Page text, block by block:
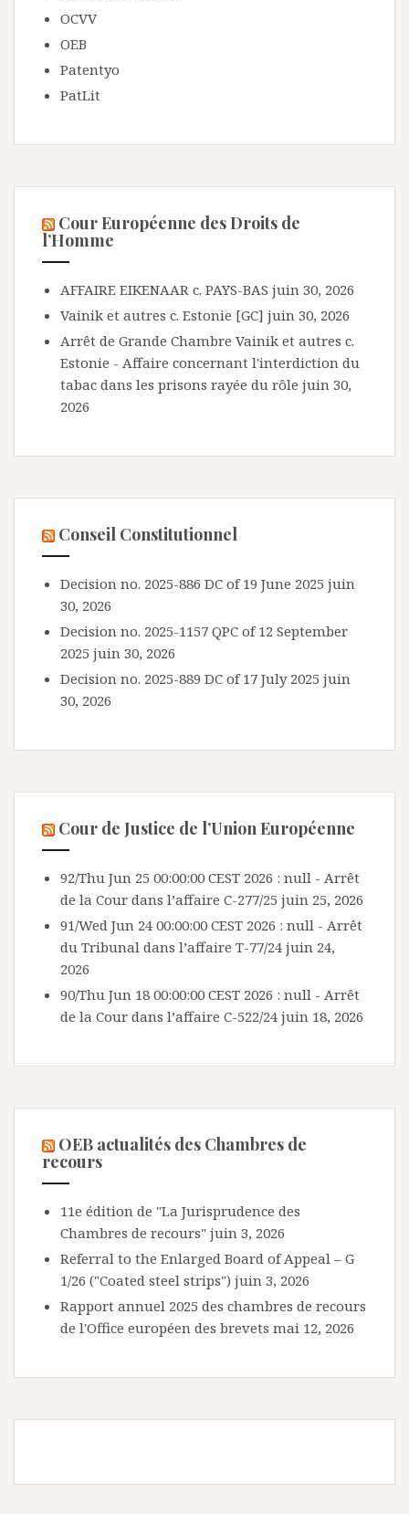
OCVV
OEB
Patentyo
PatLit
Cour Européenne des Droits de
l’Homme
AFFAIRE EIKENAAR c. PAYS-BAS juin 30, 2026
Vainik et autres c. Estonie [GC] juin 30, 2026
Arrêt de Grande Chambre Vainik et autres c.
Estonie - Affaire concernant l'interdiction du
tabac dans les prisons rayée du rôle juin 30,
2026
Conseil Constitutionnel
Decision no. 2025-886 DC of 19 June 2025 juin
30, 2026
Decision no. 2025-1157 QPC of 12 September
2025 juin 30, 2026
Decision no. 2025-889 DC of 17 July 2025 juin
30, 2026
Cour de Justice de l’Union Européenne
92/Thu Jun 25 00:00:00 CEST 2026 : null - Arrêt
de la Cour dans l’affaire C-277/25 juin 25, 2026
91/Wed Jun 24 00:00:00 CEST 2026 : null - Arrêt
du Tribunal dans l’affaire T-77/24 juin 24,
2026
90/Thu Jun 18 00:00:00 CEST 2026 : null - Arrêt
de la Cour dans l’affaire C-522/24 juin 18, 2026
OEB actualités des Chambres de
recours
11e édition de "La Jurisprudence des
Chambres de recours" juin 3, 2026
Referral to the Enlarged Board of Appeal – G
1/26 ("Coated steel strips") juin 3, 2026
Rapport annuel 2025 des chambres de recours
de l'Office européen des brevets mai 12, 2026